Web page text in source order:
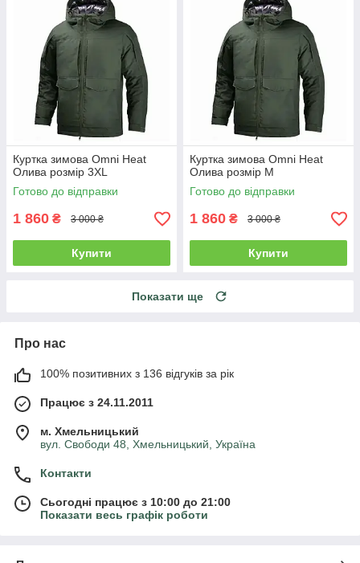
Куртка зимова Omni Heat
Олива розмір 3XL
Готово до відправки
1 860 ₴ 3 000 ₴
Купити
Куртка зимова Omni Heat
Олива розмір M
Готово до відправки
1 860 ₴ 3 000 ₴
Купити
Показати ще
Про нас
100% позитивних з 136 відгуків за рік
Працює з 24.11.2011
м. Хмельницький
вул. Свободи 48, Хмельницький, Україна
Контакти
Сьогодні працює з 10:00 до 21:00
Показати весь графік роботи